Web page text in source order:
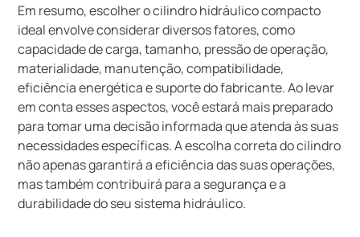
Em resumo, escolher o cilindro hidráulico compacto
ideal envolve considerar diversos fatores, como
capacidade de carga, tamanho, pressão de operação,
materialidade, manutenção, compatibilidade,
eficiência energética e suporte do fabricante. Ao levar
em conta esses aspectos, você estará mais preparado
para tomar uma decisão informada que atenda às suas
necessidades específicas. A escolha correta do cilindro
não apenas garantirá a eficiência das suas operações,
mas também contribuirá para a segurança e a
durabilidade do seu sistema hidráulico.